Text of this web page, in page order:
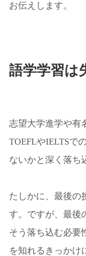
お伝えします。
語学学習は
志望大学進学や有
TOEFLやIELTSで
ないかと深く落ち
たしかに、最後の
す。ですが、最後
そう落ち込む必要
を知れるきっかけ